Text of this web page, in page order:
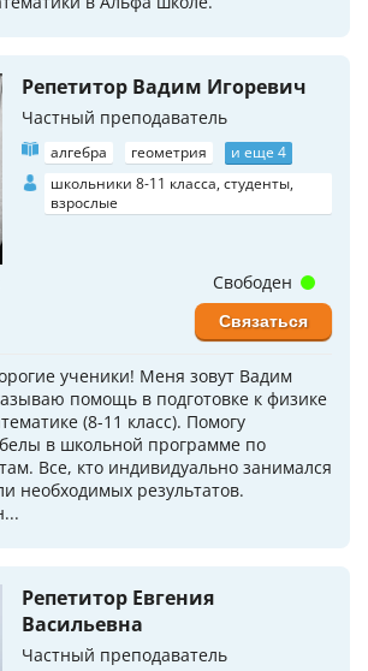
Репетитор Вадим Игоревич
Частный преподаватель
алгебра геометрия
и еще 4
школьники 8-11 класса, студенты,
взрослые
ученики! Меня зовут Вадим
помощь в подготовке к физике
(8-11 класс). Помогу
в школьной программе по
Все, кто индивидуально занимался
необходимых результатов.
Свободен
Связаться
Репетитор Евгения
Васильевна
Частный преподаватель